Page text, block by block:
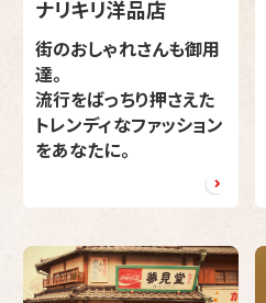
ナリキリ洋品店
街のおしゃれさんも御用
達。
流行をばっちり押さえた
トレンディなファッション
をあなたに。